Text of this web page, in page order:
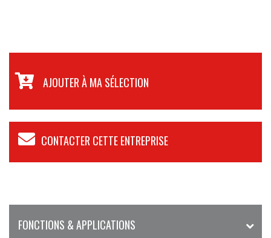
AJOUTER À MA SÉLECTION
CONTACTER CETTE ENTREPRISE
FONCTIONS & APPLICATIONS